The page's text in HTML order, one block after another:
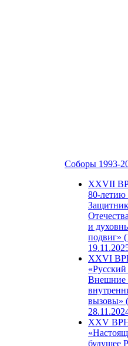
Соборы 1993-
ХХVII
80-
и
подвиг»
XXVI
Внешние
вызовы»
XXV
будущее